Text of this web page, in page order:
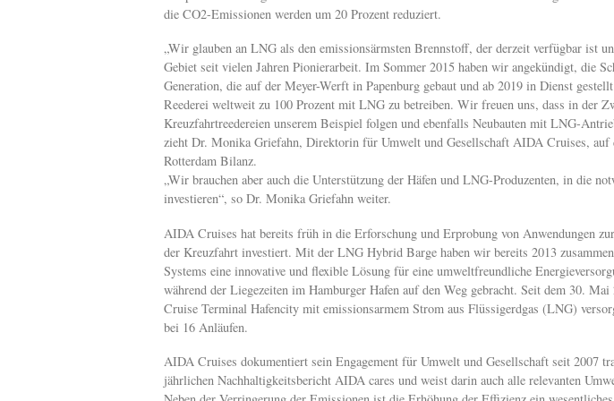
die CO2-Emissionen werden um 20 Prozent reduziert.
„Wir glauben an LNG als den emissionsärmsten Brennstoff, der derzeit verfügbar ist
Gebiet seit vielen Jahren Pionierarbeit. Im Sommer 2015 haben wir angekündigt, die
Generation, die auf der Meyer-Werft in Papenburg gebaut und ab 2019 in Dienst
Reederei weltweit zu 100 Prozent mit LNG zu betreiben. Wir freuen uns, dass in der
Kreuzfahrtreedereien unserem Beispiel folgen und ebenfalls Neubauten mit LNG-
zieht Dr. Monika Griefahn, Direktorin für Umwelt und Gesellschaft AIDA Cruises, auf
Rotterdam Bilanz.
„Wir brauchen aber auch die Unterstützung der Häfen und LNG-Produzenten, in die
investieren“, so Dr. Monika Griefahn weiter.
AIDA Cruises hat bereits früh in die Erforschung und Erprobung von Anwendungen
der Kreuzfahrt investiert. Mit der LNG Hybrid Barge haben wir bereits 2013
Systems eine innovative und flexible Lösung für eine umweltfreundliche
während der Liegezeiten im Hamburger Hafen auf den Weg gebracht. Seit dem 30.
Cruise Terminal Hafencity mit emissionsarmem Strom aus Flüssigerdgas (LNG)
bei 16 Anläufen.
AIDA Cruises dokumentiert sein Engagement für Umwelt und Gesellschaft seit 2007
jährlichen Nachhaltigkeitsbericht AIDA cares und weist darin auch alle relevanten